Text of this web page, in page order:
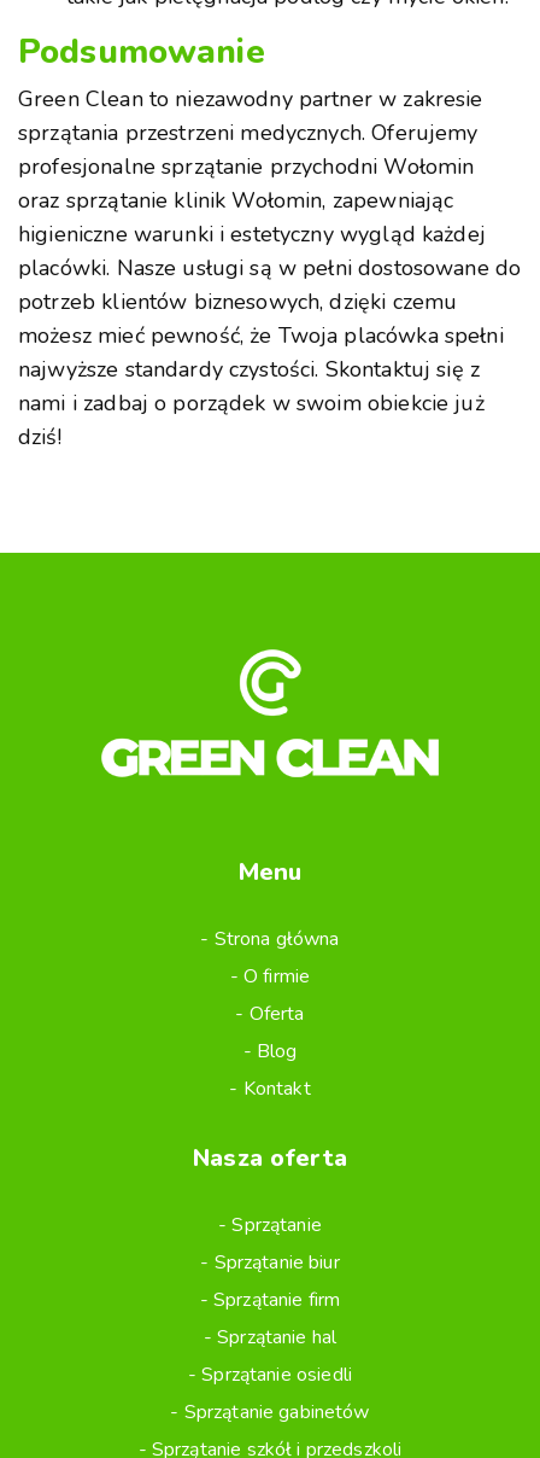
Podsumowanie
Green Clean to niezawodny partner w zakresie
sprzątania przestrzeni medycznych. Oferujemy
profesjonalne sprzątanie przychodni Wołomin
oraz sprzątanie klinik Wołomin, zapewniając
higieniczne warunki i estetyczny wygląd każdej
placówki. Nasze usługi są w pełni dostosowane do
potrzeb klientów biznesowych, dzięki czemu
możesz mieć pewność, że Twoja placówka spełni
najwyższe standardy czystości. Skontaktuj się z
nami i zadbaj o porządek w swoim obiekcie już
dziś!
Menu
Strona główna
O firmie
Oferta
Blog
Kontakt
Nasza oferta
Sprzątanie
Sprzątanie biur
Sprzątanie firm
Sprzątanie hal
Sprzątanie osiedli
Sprzątanie gabinetów
Sprzątanie szkół i przedszkoli